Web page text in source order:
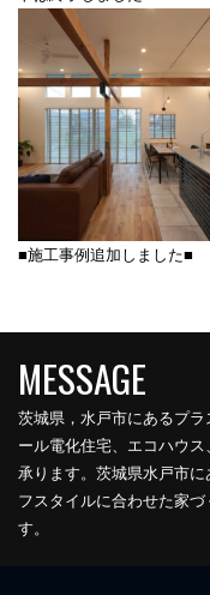
■施工事例追加しました■
茨城県，水戸市にあるプ
ール電化住宅、エコハウ
承ります。茨城県水戸市
フスタイルに合わせた家
す。